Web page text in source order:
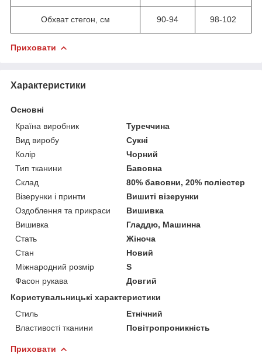
Обхват стегон, см 90-94 98-102
Приховати
Характеристики
Основні
Країна виробник
Туреччина
Вид виробу
Сукні
Колір
Чорний
Тип тканини
Бавовна
Склад
80% бавовни, 20% поліестер
Візерунки і принти
Вишиті візерунки
Оздоблення та прикраси
Вишивка
Вишивка
Гладдю, Машинна
Стать
Жіноча
Стан
Новий
Міжнародний розмір
S
Фасон рукава
Довгий
Користувальницькі характеристики
Стиль
Етнічний
Властивості тканини
Повітропроникність
Приховати